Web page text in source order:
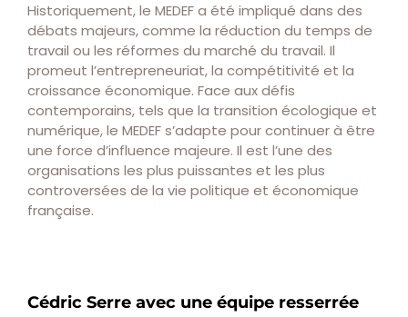
Historiquement, le MEDEF a été impliqué dans des
débats majeurs, comme la réduction du temps de
travail ou les réformes du marché du travail. Il
promeut l’entrepreneuriat, la compétitivité et la
croissance économique. Face aux défis
contemporains, tels que la transition écologique et
numérique, le MEDEF s’adapte pour continuer à être
une force d’influence majeure. Il est l’une des
organisations les plus puissantes et les plus
controversées de la vie politique et économique
française.
Cédric Serre avec une équipe resserrée